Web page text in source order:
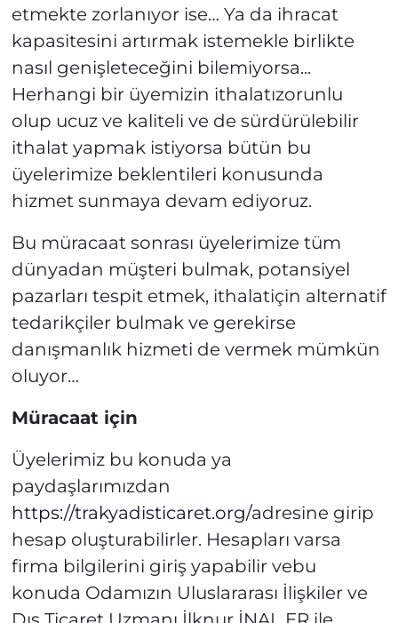
etmekte zorlanıyor ise… Ya da ihracat
kapasitesini artırmak istemekle birlikte
nasıl genişleteceğini bilemiyorsa...
Herhangi bir üyemizin ithalatızorunlu
olup ucuz ve kaliteli ve de sürdürülebilir
ithalat yapmak istiyorsa bütün bu
üyelerimize beklentileri konusunda
hizmet sunmaya devam ediyoruz.
Bu müracaat sonrası üyelerimize tüm
dünyadan müşteri bulmak, potansiyel
pazarları tespit etmek, ithalatiçin alternatif
tedarikçiler bulmak ve gerekirse
danışmanlık hizmeti de vermek mümkün
oluyor…
Müracaat için
Üyelerimiz bu konuda ya
paydaşlarımızdan
https://trakyadisticaret.org/adresine girip
hesap oluşturabilirler. Hesapları varsa
firma bilgilerini giriş yapabilir vebu
konuda Odamızın Uluslararası İlişkiler ve